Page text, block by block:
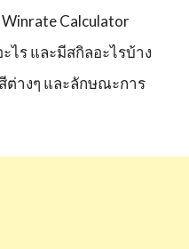
Calculator
ไร และมีสกิลอะไรบ้าง
างๆ และลักษณะการ